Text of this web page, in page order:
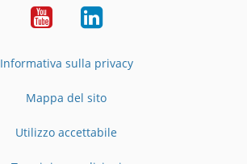
YouTubeLinkedIn
Informativa sulla privacy
Mappa del sito
Utilizzo accettabile